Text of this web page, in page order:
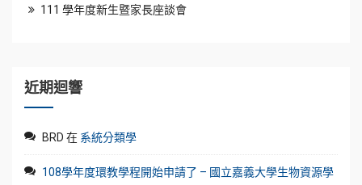
111 學年度新生暨家長座談會
近期迴響
BRD 在 系統分類學
108學年度環教學程開始申請了 – 國立嘉義大學生物資源學